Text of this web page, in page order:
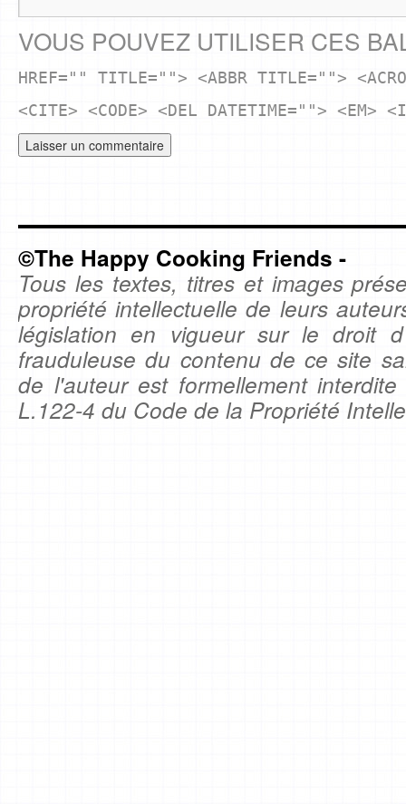
VOUS POUVEZ UTILISER CES
HREF="" TITLE=""> <ABBR TITLE="">
<CITE> <CODE> <DEL DATETIME=""> <EM>
©The Happy Cooking Friends -
Tous les textes, titres et images
propriété intellectuelle de leurs
législation en vigueur sur le droit
frauduleuse du contenu de ce site
de l'auteur est formellement
L.122-4 du Code de la Propriété